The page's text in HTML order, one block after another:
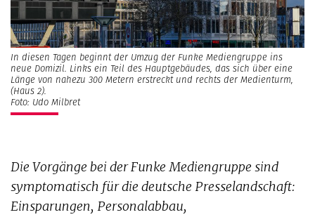
In diesen Tagen beginnt der Umzug der Funke Mediengruppe ins
neue Domizil. Links ein Teil des Hauptgebäudes, das sich über eine
Länge von nahezu 300 Metern erstreckt und rechts der Medienturm,
(Haus 2).
Foto: Udo Milbret
Die Vorgänge bei der Funke Mediengruppe sind
symptomatisch für die deutsche Presselandschaft:
Einsparungen, Personalabbau,